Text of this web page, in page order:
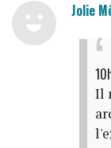
Jolie
Il